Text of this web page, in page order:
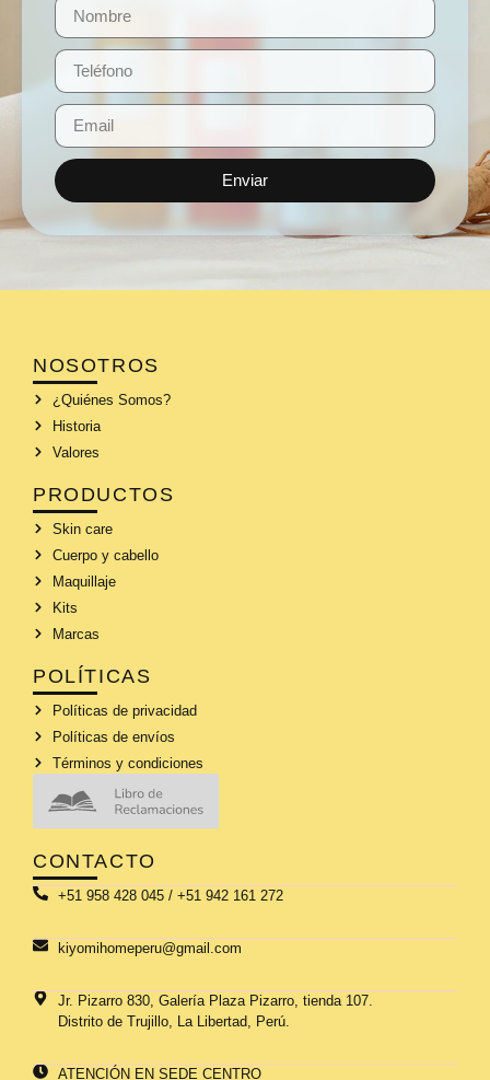
Enviar
NOSOTROS
¿Quiénes Somos?
Historia
Valores
PRODUCTOS
Skin care
Cuerpo y cabello
Maquillaje
Kits
Marcas
POLÍTICAS
Políticas de privacidad
Políticas de envíos
Términos y condiciones
CONTACTO
+51 958 428 045 / +51 942 161 272
kiyomihomeperu@gmail.com
Jr. Pizarro 830, Galería Plaza Pizarro, tienda 107.
Distrito de Trujillo, La Libertad, Perú.
ATENCIÓN EN SEDE CENTRO